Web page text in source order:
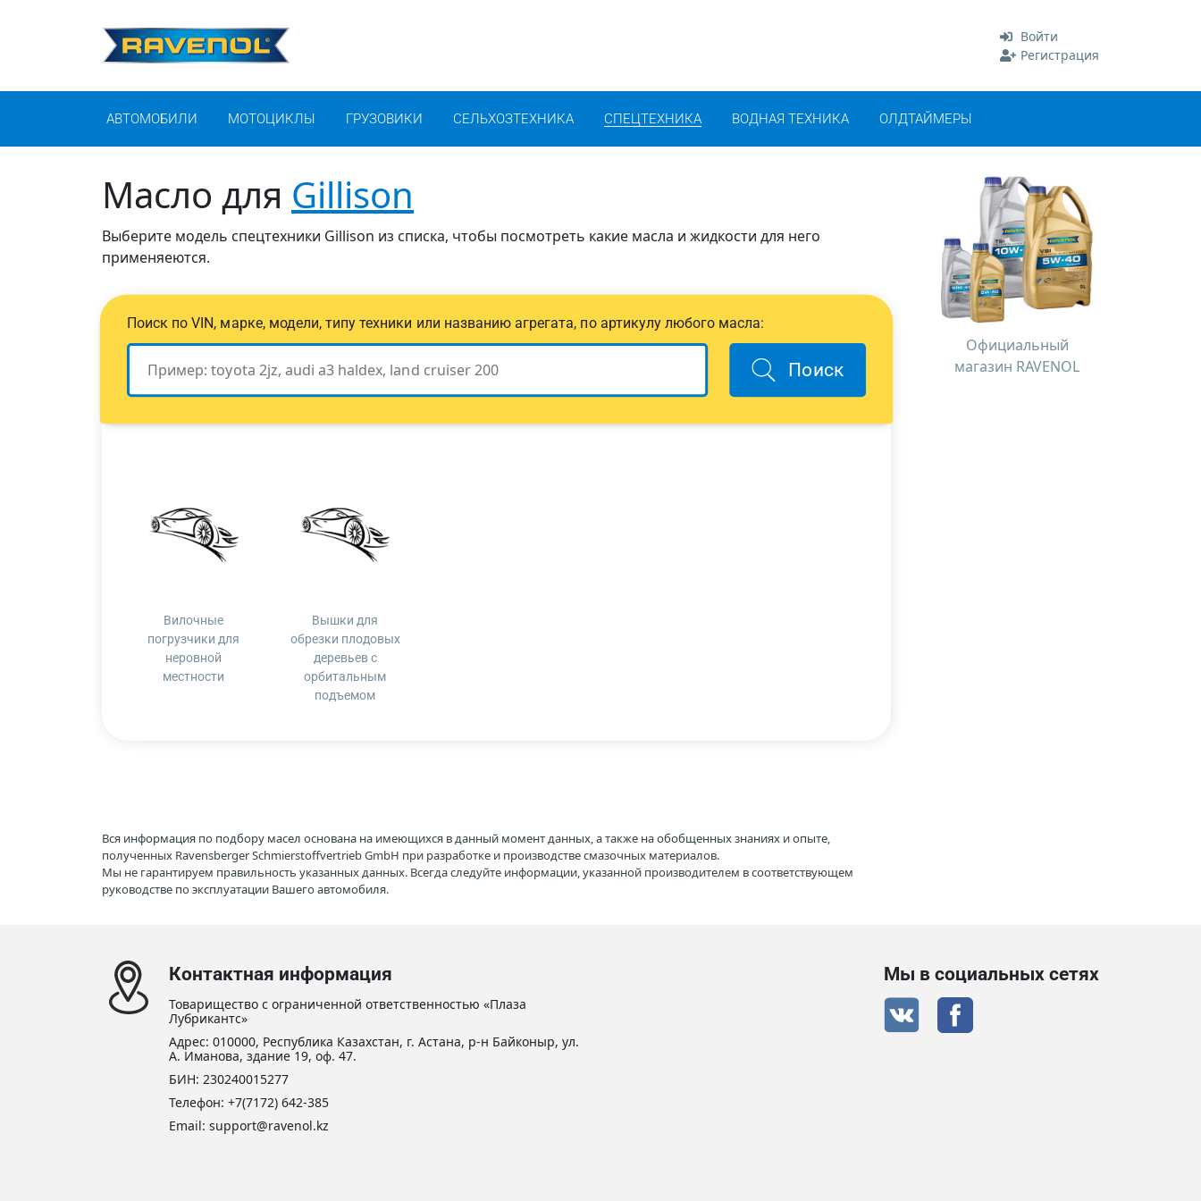
Войти
Регистрация
АВТОМОБИЛИ МОТОЦИКЛЫ ГРУЗОВИКИ СЕЛЬХОЗТЕХНИКА СПЕЦТЕХНИКА ВОДНАЯ ТЕХНИКА ОЛДТАЙМЕРЫ
Масло для Gillison
Выберите модель спецтехники Gillison из списка, чтобы посмотреть какие масла и жидкости для него
применяеются.
Поиск по VIN, марке, модели, типу техники или названию агрегата, по артикулу любого масла:
Поиск
Вилочные
погрузчики для
неровной
местности
Вышки для
обрезки плодовых
деревьев с
орбитальным
подъемом
Официальный
магазин RAVENOL
Вся информация по подбору масел основана на имеющихся в данный момент данных, а также на обобщенных знаниях и опыте,
полученных Ravensberger Schmierstoffvertrieb GmbH при разработке и производстве смазочных материалов.
Мы не гарантируем правильность указанных данных. Всегда следуйте информации, указанной производителем в соответствующем
руководстве по эксплуатации Вашего автомобиля.
Контактная информация
Товарищество с ограниченной ответственностью «Плаза
Лубрикантс»
Адрес: 010000, Республика Казахстан, г. Астана, р-н Байконыр, ул.
А. Иманова, здание 19, оф. 47.
БИН: 230240015277
Телефон: +7(7172) 642-385
Email: support@ravenol.kz
Мы в социальных сетях